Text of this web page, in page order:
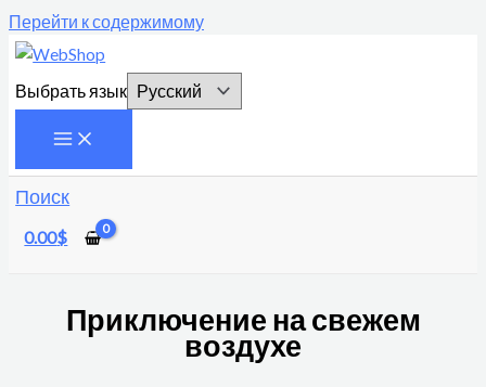
Перейти к содержимому
Выбрать язык
Поиск
0.00$
Приключение на свежем
воздухе